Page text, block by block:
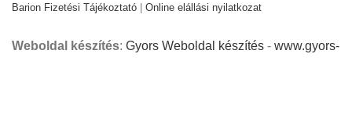
Barion Fizetési Tájékoztató
Online elállási nyilatkozat
Weboldal készítés: Gyors Weboldal készítés - www.gyors-